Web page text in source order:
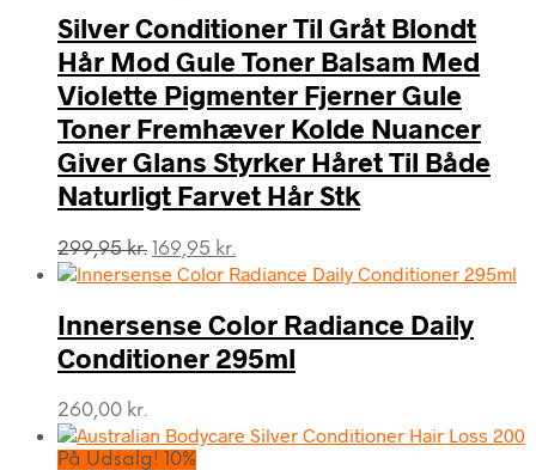
Silver Conditioner Til Gråt Blondt
Hår Mod Gule Toner Balsam Med
Violette Pigmenter Fjerner Gule
Toner Fremhæver Kolde Nuancer
Giver Glans Styrker Håret Til Både
Naturligt Farvet Hår Stk
299,95kr. Den
oprindelige
var:
299,95 kr..
169,95 kr.
aktuelle
er:
169,95 kr..
Innersense Color Radiance Daily
Conditioner 295ml
260,00 kr.
På Udsalg! 10%